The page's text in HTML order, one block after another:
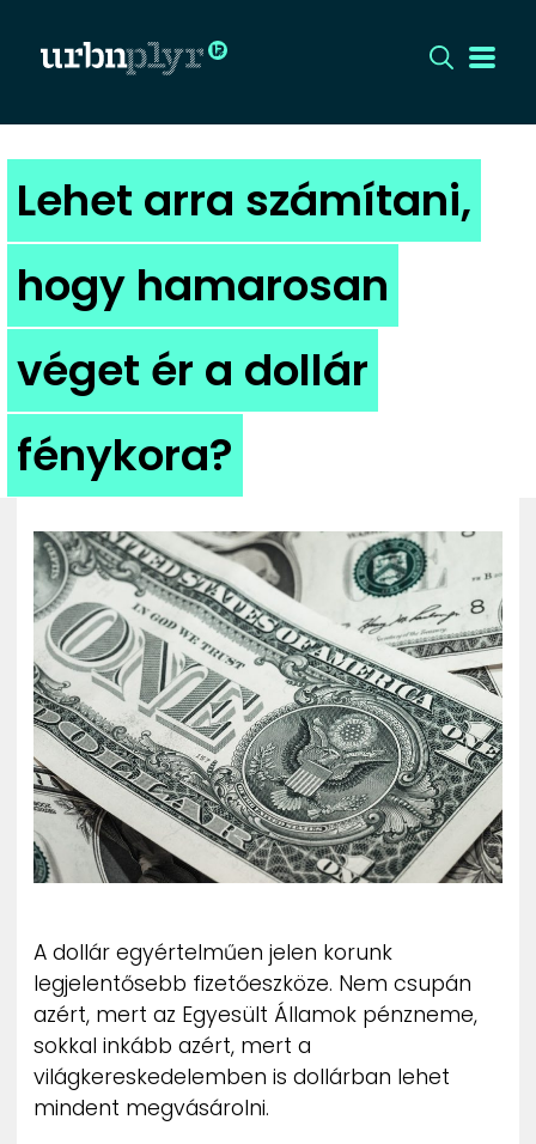
CÍMLAP
DIZÁJN
DIVAT
HIP
KULT
UTCA
ZENE
MÉDIAAJÁNLAT
IMPRESSZUM
PR-ARCHÍVUM
ADATKEZELÉSI TÁJÉKOZTATÓ
Lehet arra számítani,
hogy hamarosan
véget ér a dollár
fénykora?
A dollár egyértelműen jelen korunk
legjelentősebb fizetőeszköze. Nem csupán
azért, mert az Egyesült Államok pénzneme,
sokkal inkább azért, mert a
világkereskedelemben is dollárban lehet
mindent megvásárolni.